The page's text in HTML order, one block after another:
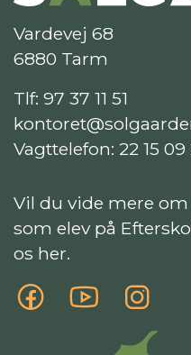
Vardevej 68
6880 Tarm
Tlf: 97 37 11 51
Vagttelefon: 22 15 09
Vil du vide mere
som elev på
os her.